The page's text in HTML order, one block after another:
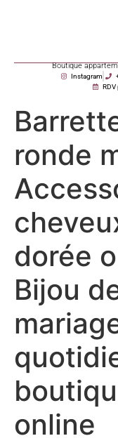
Boutique
Instagram
RDV
ronde
dorée
Bijou
online